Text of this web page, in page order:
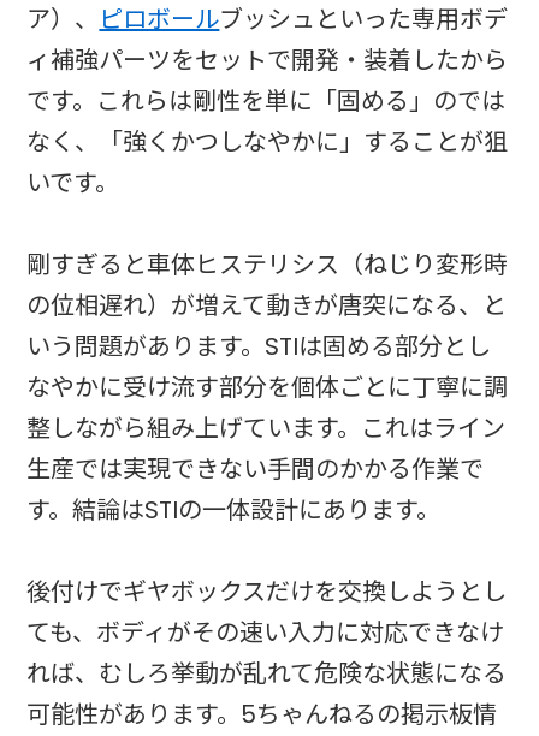
ア）、
ピロボールブッシュといった専用ボデ
ィ補強パーツをセットで開発・装着したから
です。これらは剛性を単に「固める」のでは
なく、「強くかつしなやかに」することが狙
いです。
剛すぎると車体ヒステリシス（ねじり変形時
の位相遅れ）が増えて動きが唐突になる、と
いう問題があります。STIは固める部分とし
なやかに受け流す部分を個体ごとに丁寧に調
整しながら組み上げています。これはライン
生産では実現できない手間のかかる作業で
す。結論はSTIの一体設計にあります。
後付けでギヤボックスだけを交換しようとし
ても、ボディがその速い入力に対応できなけ
れば、むしろ挙動が乱れて危険な状態になる
可能性があります。5ちゃんねるの掲示板情